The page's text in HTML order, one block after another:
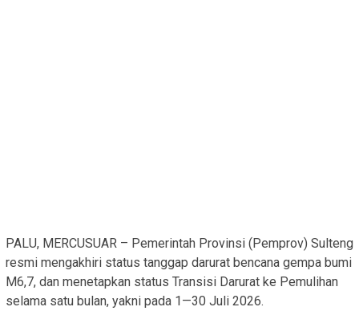
PALU, MERCUSUAR – Pemerintah Provinsi (Pemprov) Sulteng
resmi mengakhiri status tanggap darurat bencana gempa bumi
M6,7, dan menetapkan status Transisi Darurat ke Pemulihan
selama satu bulan, yakni pada 1—30 Juli 2026.